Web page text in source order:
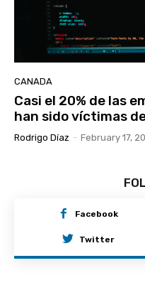
CANADA
Casi el 20% de las
han sido víctimas
Rodrigo Díaz - February 17,
Facebook
Twitter